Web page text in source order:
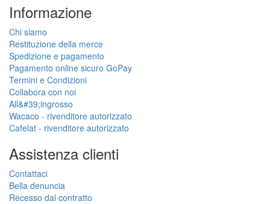
Informazione
Chi siamo
Restituzione della merce
Spedizione e pagamento
Pagamento online sicuro GoPay
Termini e Condizioni
Collabora con noi
All&#39;ingrosso
Wacaco - rivenditore autorizzato
Cafelat - rivenditore autorizzato
Assistenza clienti
Contattaci
Bella denuncia
Recesso dal contratto